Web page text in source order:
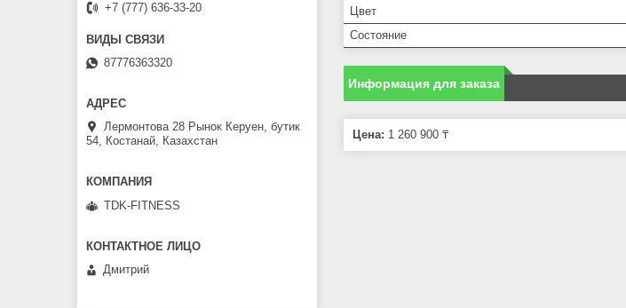
Цвет
Состояние
Информация для заказа
Цена: 1 260 900 ₸
+7 (777) 636-33-20
87776363320
Лермонтова 28 Рынок Керуен, бутик
54, Костанай, Казахстан
TDK-FITNESS
Дмитрий